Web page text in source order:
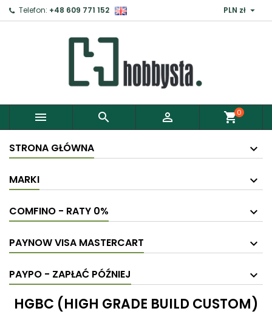
Telefon: +48 609 771 152 PLN zł 
   shopping_cart0
STRONA GŁÓWNA
MARKI
COMFINO - RATY 0%
PAYNOW VISA MASTERCART
PAYPO - ZAPŁAĆ PÓŹNIEJ
HGBC (HIGH GRADE BUILD CUSTOM)
Zaloguj ×
Aby zapisać produkty do Schowka, musisz się
Anuluj Zaloguj